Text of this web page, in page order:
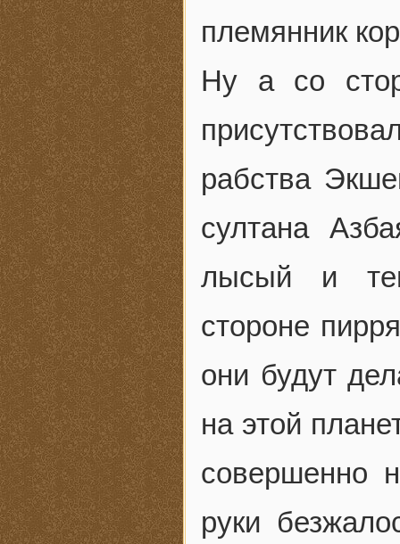
племянник
Ну а со
рабства
султана
лысый и
стороне
они будут
на этой
совершенно
руки